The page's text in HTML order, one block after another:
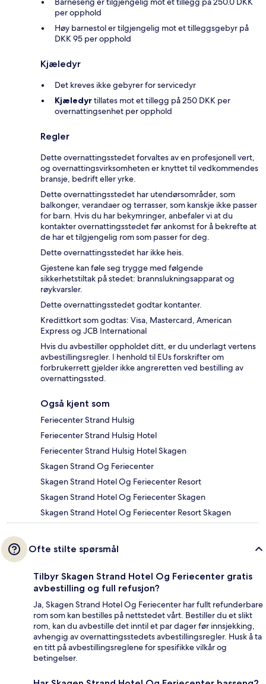
per opphold
Høy barnestol er tilgjengelig mot et tilleggsgebyr på
DKK 95 per opphold
Kjæledyr
Det kreves ikke gebyrer for servicedyr
Kjæledyrtillates mot et tillegg på 250 DKK per
overnattingsenhet per opphold
Regler
Dette overnattingsstedet forvaltes av en profesjonell vert,
og overnattingsvirksomheten er knyttet til vedkommendes
bransje, bedrift eller yrke.
Dette overnattingsstedet har utendørsområder, som
balkonger, verandaer og terrasser, som kanskje ikke passer
for barn. Hvis du har bekymringer, anbefaler vi at du
kontakter overnattingsstedet før ankomst for å bekrefte at
de har et tilgjengelig rom som passer for deg.
Dette overnattingsstedet har ikke heis.
Gjestene kan føle seg trygge med følgende
sikkerhetstiltak på stedet: brannslukningsapparat og
røykvarsler.
Dette overnattingsstedet godtar kontanter.
Kredittkort som godtas: Visa, Mastercard, American
Express og JCB International
Hvis du avbestiller oppholdet ditt, er du underlagt vertens
avbestillingsregler. I henhold til EUs forskrifter om
forbrukerrett gjelder ikke angreretten ved bestilling av
overnattingssted.
Også kjent som
Feriecenter Strand Hulsig
Feriecenter Strand Hulsig Hotel
Feriecenter Strand Hulsig Hotel Skagen
Skagen Strand Og Feriecenter
Skagen Strand Hotel Og Feriecenter Resort
Skagen Strand Hotel Og Feriecenter Skagen
Skagen Strand Hotel Og Feriecenter Resort Skagen
Ofte stilte spørsmål
Tilbyr Skagen Strand Hotel Og Feriecenter gratis
avbestilling og full refusjon?
Ja, Skagen Strand Hotel Og Feriecenter har fullt refunderbare
rom som kan bestilles på nettstedet vårt. Bestiller du et slikt
rom, kan du avbestille det inntil et par dager før innsjekking,
avhengig av overnattingsstedets avbestillingsregler. Husk å ta
en titt på avbestillingsreglene for spesifikke vilkår og
betingelser.